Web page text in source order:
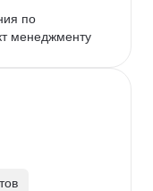
по
менеджменту